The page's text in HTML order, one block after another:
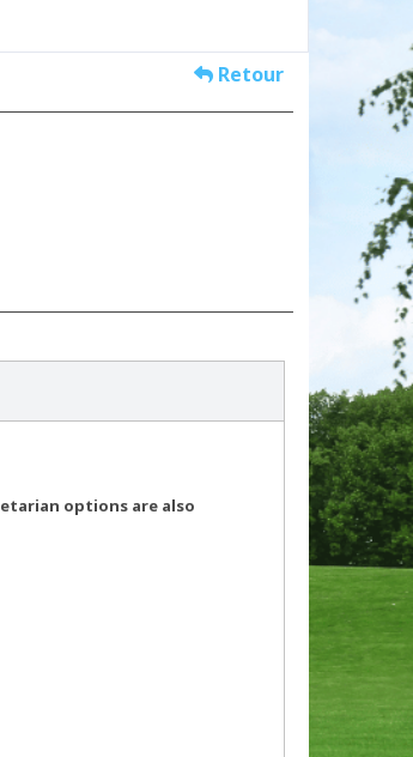
Retour
options are also